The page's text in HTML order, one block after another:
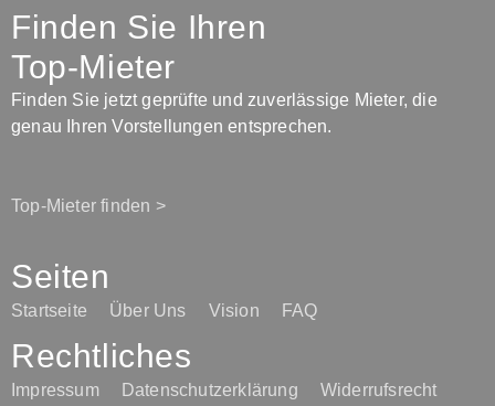
Finden Sie Ihren
Top-Mieter
Finden Sie jetzt geprüfte und zuverlässige Mieter, die
genau Ihren Vorstellungen entsprechen.
Top-Mieter finden >
Seiten
Startseite Über Uns Vision FAQ
Rechtliches
Impressum Datenschutzerklärung Widerrufsrecht